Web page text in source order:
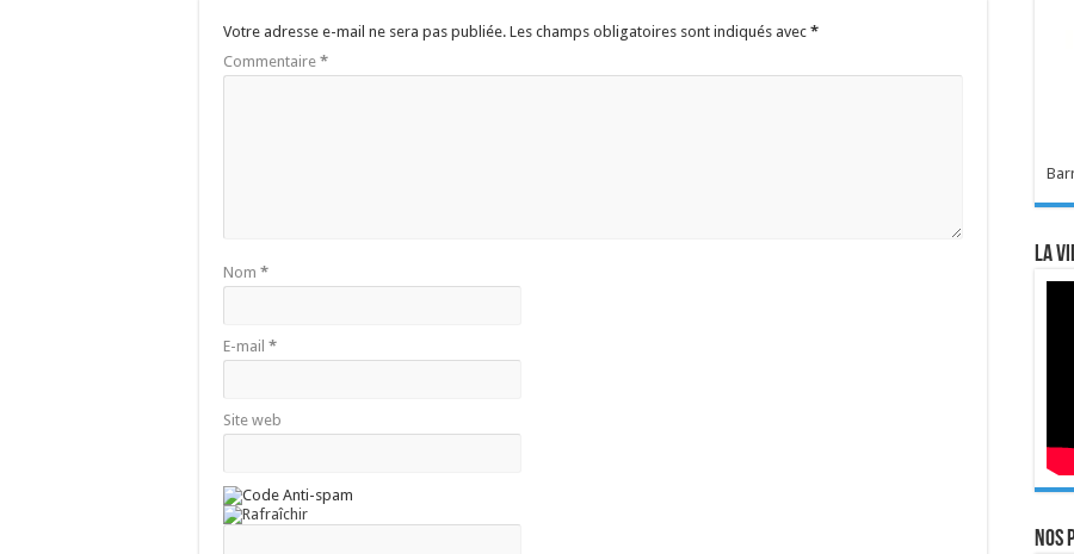
Votre adresse e-mail ne sera pas publiée. Les champs obligatoires sont indiqués avec *
Commentaire *
Nom *
E-mail *
Site web
La
Nos